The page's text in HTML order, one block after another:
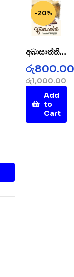
-20%
අබාසාත්ති –
AbaSatht
hi
රු1,000.00
රු800.00
Add
to
Cart